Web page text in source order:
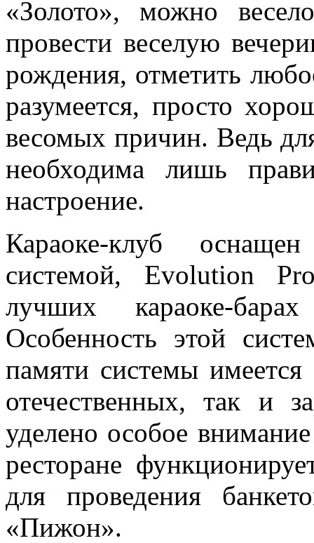
«Золото», можно
провести веселую
рождения, отметить
разумеется, просто
весомых причин. Ведь
необходима лишь
настроение.
Караоке-клуб
системой, Evolution
лучших караоке-
Особенность этой
памяти системы имеется
отечественных, так и
уделено особое
ресторане
для проведения
«Пижон».